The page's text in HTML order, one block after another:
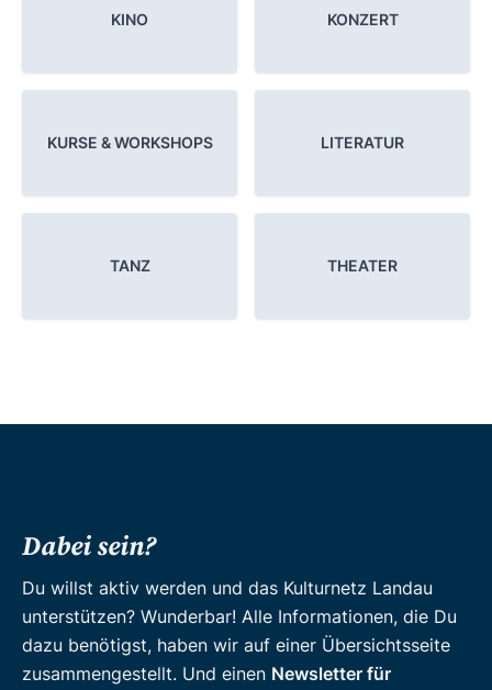
KINO KONZERT
KURSE & WORKSHOPS LITERATUR
TANZ THEATER
Dabei sein?
Du willst aktiv werden und das Kulturnetz Landau
unterstützen? Wunderbar! Alle Informationen, die Du
dazu benötigst, haben wir auf einer Übersichtsseite
zusammengestellt. Und einen Newsletter für